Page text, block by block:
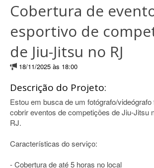
Cobertura de
esportivo de
de Jiu-Jitsu no RJ
18/11/2025 às 18:00
Descrição do Projeto:
Estou em busca de um fotógrafo/
cobrir eventos de competições de Jiu-Jitsu
RJ.
Características do serviço:
- Cobertura de até 5 horas no local